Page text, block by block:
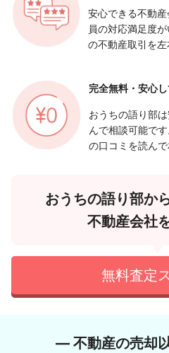
安心できる不動
員の対応満足度
の不動産取引を左
完全無料・安心し
おうちの語り部
んで相談可能で
の口コミを読んで
おうちの語り部か
不動産会社
無料査定
― 不動産の売却